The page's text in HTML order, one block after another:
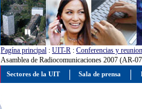
Pagína principal : UIT-R : Conferencias y
Asamblea de Radiocomunicaciones 2007 (AR-
Sectores de la UIT Sala de prensa